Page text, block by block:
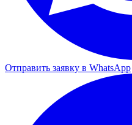
Отправить заявку в WhatsApp